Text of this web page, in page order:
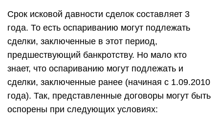
Срок исковой давности сделок составляет 3
года. То есть оспариванию могут подлежать
сделки, заключенные в этот период,
предшествующий банкротству. Но мало кто
знает, что оспариванию могут подлежать и
сделки, заключенные ранее (начиная с 1.09.2010
года). Так, представленные договоры могут быть
оспорены при следующих условиях: